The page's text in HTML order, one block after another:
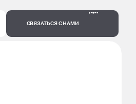
СВЯЗАТЬСЯ С НАМИ